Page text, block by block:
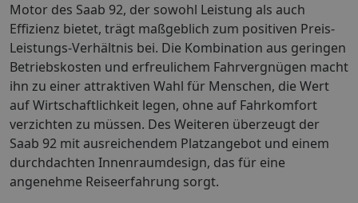
Motor des Saab 92, der sowohl Leistung als auch
Effizienz bietet, trägt maßgeblich zum positiven Preis-
Leistungs-Verhältnis bei. Die Kombination aus geringen
Betriebskosten und erfreulichem Fahrvergnügen macht
ihn zu einer attraktiven Wahl für Menschen, die Wert
auf Wirtschaftlichkeit legen, ohne auf Fahrkomfort
verzichten zu müssen. Des Weiteren überzeugt der
Saab 92 mit ausreichendem Platzangebot und einem
durchdachten Innenraumdesign, das für eine
angenehme Reiseerfahrung sorgt.